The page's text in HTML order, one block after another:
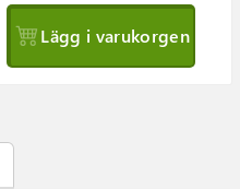
Lägg i varukorgen